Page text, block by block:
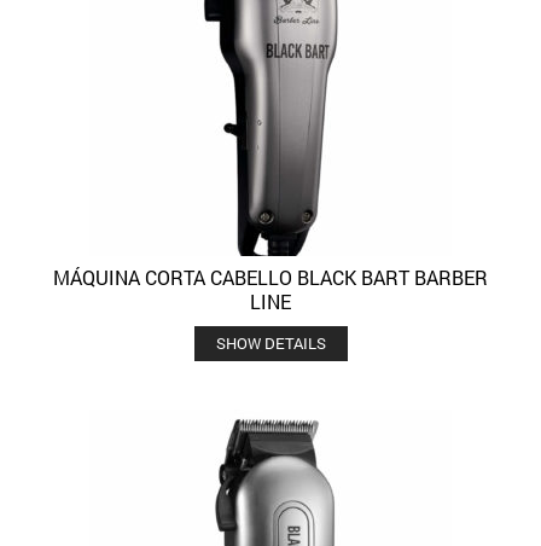
MÁQUINA CORTA CABELLO BLACK BART BARBER
LINE
SHOW DETAILS